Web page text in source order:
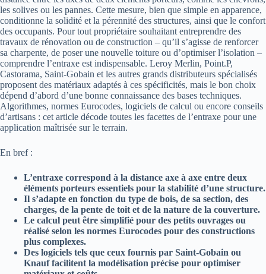
les solives ou les pannes. Cette mesure, bien que simple en apparence,
conditionne la solidité et la pérennité des structures, ainsi que le confort
des occupants. Pour tout propriétaire souhaitant entreprendre des
travaux de rénovation ou de construction – qu’il s’agisse de renforcer
sa charpente, de poser une nouvelle toiture ou d’optimiser l’isolation –
comprendre l’entraxe est indispensable. Leroy Merlin, Point.P,
Castorama, Saint-Gobain et les autres grands distributeurs spécialisés
proposent des matériaux adaptés à ces spécificités, mais le bon choix
dépend d’abord d’une bonne connaissance des bases techniques.
Algorithmes, normes Eurocodes, logiciels de calcul ou encore conseils
d’artisans : cet article décode toutes les facettes de l’entraxe pour une
application maîtrisée sur le terrain.
En bref :
L’entraxe correspond à la distance axe à axe entre deux
éléments porteurs essentiels pour la stabilité d’une structure.
Il s’adapte en fonction du type de bois, de sa section, des
charges, de la pente de toit et de la nature de la couverture.
Le calcul peut être simplifié pour des petits ouvrages ou
réalisé selon les normes Eurocodes pour des constructions
plus complexes.
Des logiciels tels que ceux fournis par Saint-Gobain ou
Knauf facilitent la modélisation précise pour optimiser